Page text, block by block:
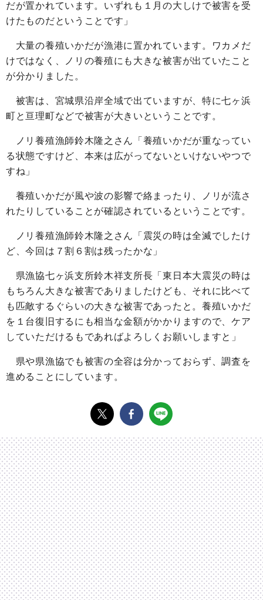
だが置かれています。いずれも１月の大しけで被害を受
けたものだということです」
大量の養殖いかだが漁港に置かれています。ワカメだ
けではなく、ノリの養殖にも大きな被害が出ていたこと
が分かりました。
被害は、宮城県沿岸全域で出ていますが、特に七ヶ浜
町と亘理町などで被害が大きいということです。
ノリ養殖漁師鈴木隆之さん「養殖いかだが重なってい
る状態ですけど、本来は広がってないといけないやつで
すね」
養殖いかだが風や波の影響で絡まったり、ノリが流さ
れたりしていることが確認されているということです。
ノリ養殖漁師鈴木隆之さん「震災の時は全滅でしたけ
ど、今回は７割６割は残ったかな」
県漁協七ヶ浜支所鈴木祥支所長「東日本大震災の時は
もちろん大きな被害でありましたけども、それに比べて
も匹敵するぐらいの大きな被害であったと。養殖いかだ
を１台復旧するにも相当な金額がかかりますので、ケア
していただけるもであればよろしくお願いしますと」
県や県漁協でも被害の全容は分かっておらず、調査を
進めることにしています。